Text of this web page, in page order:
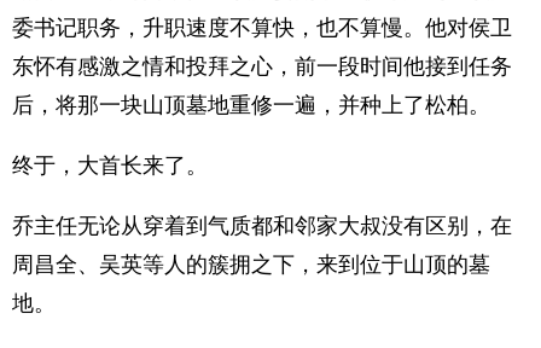
委书记职务，升职速度不算快，也不算慢。他对侯卫
东怀有感激之情和投拜之心，前一段时间他接到任务
后，将那一块山顶墓地重修一遍，并种上了松柏。
终于，大首长来了。
乔主任无论从穿着到气质都和邻家大叔没有区别，在
周昌全、吴英等人的簇拥之下，来到位于山顶的墓
地。